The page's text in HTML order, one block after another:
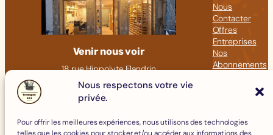
Nous respectons votre vie
privée.
Pour offrir les meilleures expériences, nous utilisons des technologies
Venir nous voir
18 rue Hippolyte Flandrin
09 82 23 41 60
Nous
Contacter
Offres
Entreprises
Nos
Abonnements
Fromages